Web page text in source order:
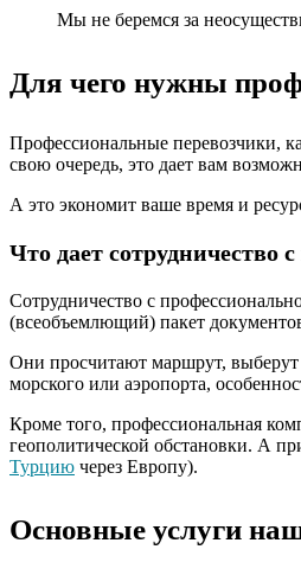
Мы не беремся за
Для чего нужны
Профессиональные перевозчики,
свою очередь, это дает вам
А это экономит ваше время и
Что дает сотрудничество
Сотрудничество с
(всеобъемлющий) пакет
Они просчитают маршрут, выберут
морского или аэропорта,
Кроме того, профессиональная
геополитической обстановки. А
Турцию через Европу).
Основные услуги